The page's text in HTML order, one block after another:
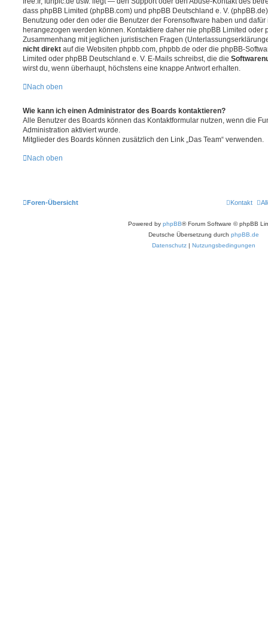
dass phpBB Limited (phpBB.com) und phpBB Deutschland e. V.
Benutzung oder den oder die Benutzer der Forensoftware haben und
herangezogen werden können. Kontaktiere daher nie phpBB Limited oder
Zusammenhang mit jeglichen juristischen Fragen
nicht direkt auf die Websiten phpbb.com, phpbb.de oder die phpBB-
Limited oder phpBB Deutschland e. V. E-Mails schreibst, die die
wirst du, wenn überhaupt, höchstens eine knappe Antwort erhalten.
Nach oben
Wie kann ich einen Administrator des Boards kontaktieren?
Alle Benutzer des Boards können das Kontaktformular nutzen, wenn die
Administration aktiviert wurde.
Mitglieder des Boards können zusätzlich den Link „Das Team“ verwenden.
Nach oben
Foren-Übersicht Kontakt
Powered by phpBB® Forum Software © phpBB
Deutsche Übersetzung durch phpBB.de
Datenschutz | Nutzungsbedingungen